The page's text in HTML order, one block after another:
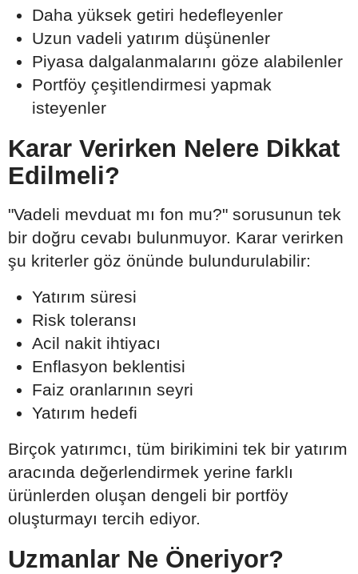
Daha yüksek getiri hedefleyenler
Uzun vadeli yatırım düşünenler
Piyasa dalgalanmalarını göze alabilenler
Portföy çeşitlendirmesi yapmak
isteyenler
Karar Verirken Nelere Dikkat
Edilmeli?
"Vadeli mevduat mı fon mu?" sorusunun tek
bir doğru cevabı bulunmuyor. Karar verirken
şu kriterler göz önünde bulundurulabilir:
Yatırım süresi
Risk toleransı
Acil nakit ihtiyacı
Enflasyon beklentisi
Faiz oranlarının seyri
Yatırım hedefi
Birçok yatırımcı, tüm birikimini tek bir yatırım
aracında değerlendirmek yerine farklı
ürünlerden oluşan dengeli bir portföy
oluşturmayı tercih ediyor.
Uzmanlar Ne Öneriyor?